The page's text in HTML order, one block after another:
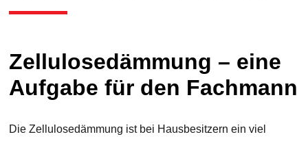
Zellulosedämmung – eine
Aufgabe für den Fachmann
Die Zellulosedämmung ist bei Hausbesitzern ein viel